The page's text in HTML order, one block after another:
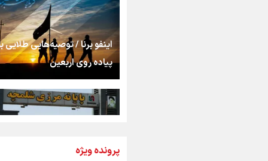
شنیدن صدای
روایت ایران از کنار
از طلوع خیابان‌ها
اشک
اینفو برنا / توصیه‌هایی طلایی
پیاده روی اربعین
اینفو برنا / جدول کامل فاصله
پرونده ویژه